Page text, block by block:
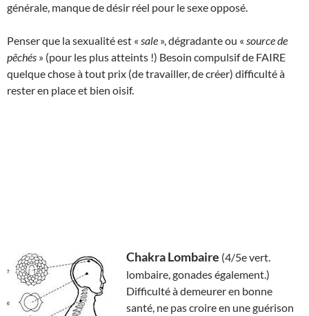
générale, manque de désir réel pour le sexe opposé.
Penser que la sexualité est « sale », dégradante ou « source de
pêchés » (pour les plus atteints !) Besoin compulsif de FAIRE
quelque chose à tout prix (de travailler, de créer) difficulté à
rester en place et bien oisif.
Chakra Lombaire (4/5e vert.
lombaire, gonades également.)
Difficulté à demeurer en bonne
santé, ne pas croire en une guérison